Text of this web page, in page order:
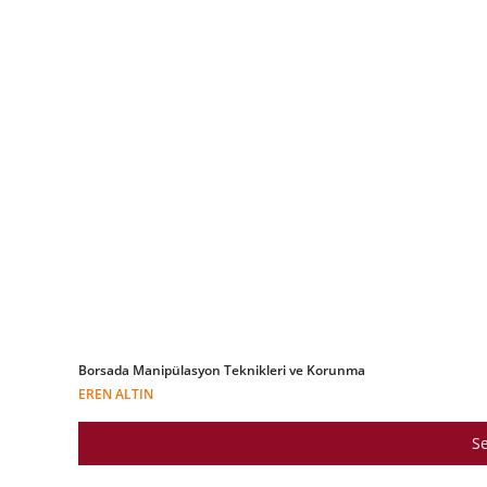
Borsada Manipülasyon Teknikleri ve Korunma
EREN ALTIN